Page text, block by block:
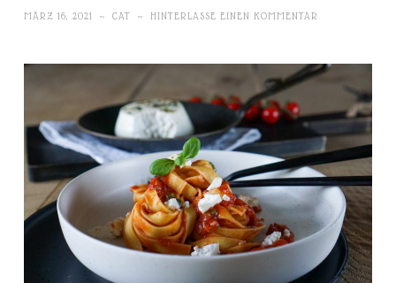
MÄRZ 16, 2021 ~ CAT ~ HINTERLASSE EINEN KOMMENTAR